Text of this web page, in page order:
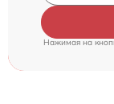
Нажимая на